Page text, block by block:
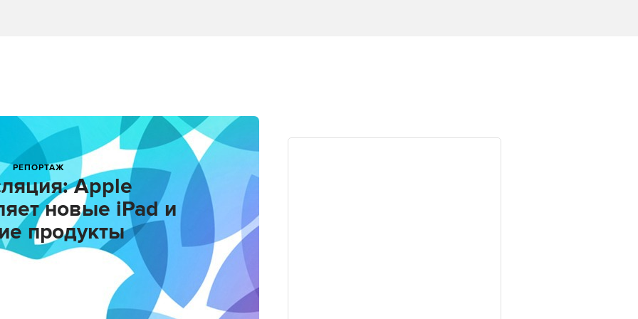
РЕПОРТАЖ
Apple
новые iPad и
продукты